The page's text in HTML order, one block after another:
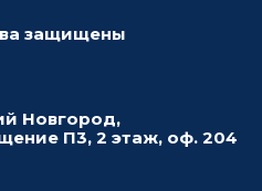
защищены
Новгород,
П3, 2 этаж, оф. 204